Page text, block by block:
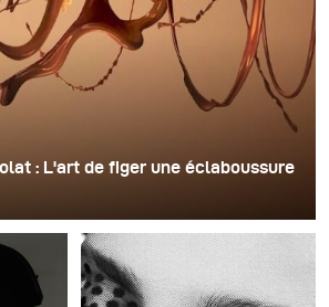
: L'art de figer une éclaboussure
en plastique bon marché. Il en a
un trou au centre de chacune
sur une perceuse. Cela a